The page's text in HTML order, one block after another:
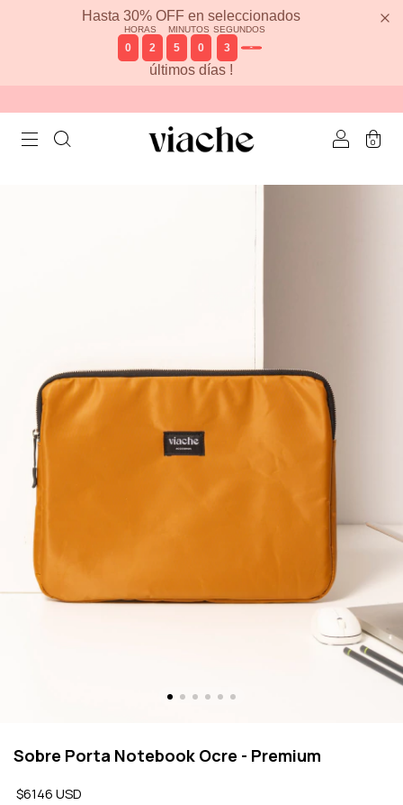
Hasta 30% OFF en seleccionados
HORAS
0 2
MINUTOS
5 0
SEGUNDOS
3 1
últimos días !
0
Sobre Porta Notebook Ocre - Premium
$6146 USD